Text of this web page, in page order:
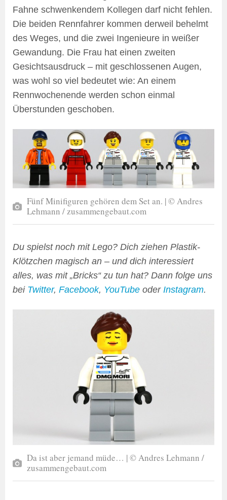
Fahne schwenkendem Kollegen darf nicht fehlen.
Die beiden Rennfahrer kommen derweil behelmt
des Weges, und die zwei Ingenieure in weißer
Gewandung. Die Frau hat einen zweiten
Gesichtsausdruck – mit geschlossenen Augen,
was wohl so viel bedeutet wie: An einem
Rennwochenende werden schon einmal
Überstunden geschoben.
Fünf Minifiguren gehören dem Set an. | © Andres
Lehmann / zusammengebaut.com
Du spielst noch mit Lego? Dich ziehen Plastik-
Klötzchen magisch an – und dich interessiert
alles, was mit „Bricks“ zu tun hat? Dann folge uns
bei Twitter, Facebook, YouTube oder Instagram.
Da ist aber jemand müde… | © Andres Lehmann /
zusammengebaut.com